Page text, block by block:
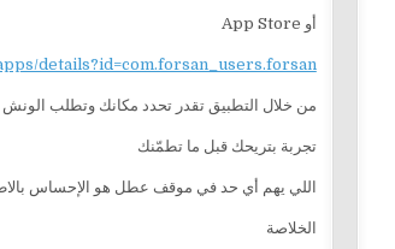
أو App Store
details?id=com.forsan_users.forsan
من خلال التطبيق تقدر تحدد مكانك وتطلب
تجربة بتريحك قبل ما تطمّنك
اللي يهم أي حد في موقف عطل هو الإحساس
الخلاصة